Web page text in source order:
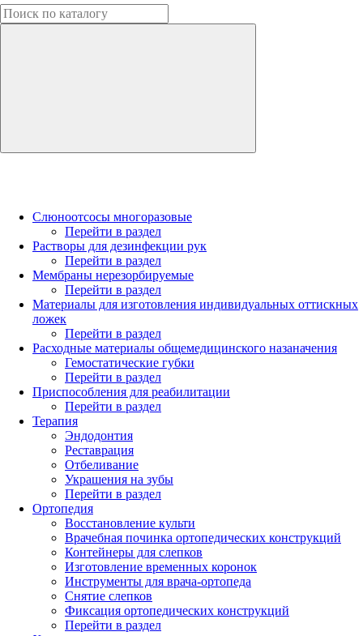
Слюноотсосы многоразовые
Перейти в раздел
Растворы для дезинфекции рук
Перейти в раздел
Мембраны нерезорбируемые
Перейти в раздел
Материалы для изготовления индивидуальных оттискных
ложек
Перейти в раздел
Расходные материалы общемедицинского назаначения
Гемостатические губки
Перейти в раздел
Приспособления для реабилитации
Перейти в раздел
Терапия
Эндодонтия
Реставрация
Отбеливание
Украшения на зубы
Перейти в раздел
Ортопедия
Восстановление культи
Врачебная починка ортопедических конструкций
Контейнеры для слепков
Изготовление временных коронок
Инструменты для врача-ортопеда
Снятие слепков
Фиксация ортопедических конструкций
Перейти в раздел